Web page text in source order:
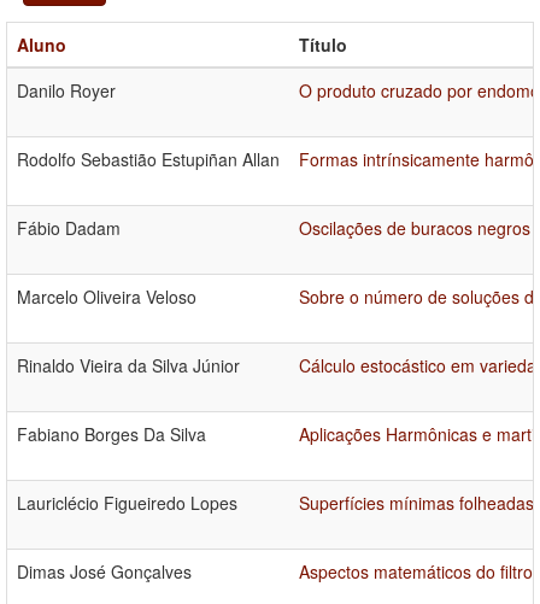
Aluno
Título
Danilo Royer
O produto cruzado por
Rodolfo Sebastião Estupiñan Allan Formas intrínsicamente
Fábio Dadam Oscilações de buracos negros
Marcelo Oliveira Veloso Sobre o número de soluções
Rinaldo Vieira da Silva Júnior Cálculo estocástico em
Fabiano Borges Da Silva Aplicações Harmônicas e
Lauriclécio Figueiredo Lopes Superfícies mínimas
Dimas José Gonçalves Aspectos matemáticos do